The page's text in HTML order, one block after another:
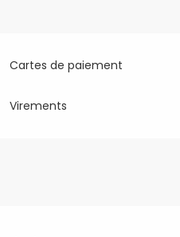
Cartes de paiement
Virements